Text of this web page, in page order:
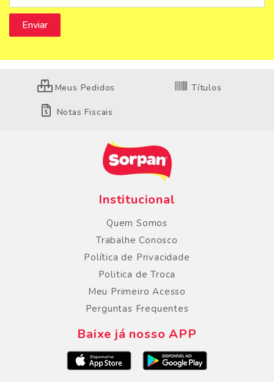
Meus Pedidos Títulos
Notas Fiscais
Institucional
Quem Somos
Trabalhe Conosco
Política de Privacidade
Politica de Troca
Meu Primeiro Acesso
Perguntas Frequentes
Baixe já nosso APP